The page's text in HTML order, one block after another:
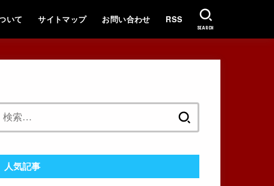
いて サイトマップ お問い合わせ RSS
SEARCH
人気記事